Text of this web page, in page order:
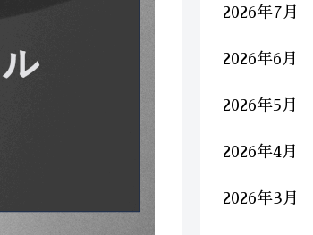
2026年7月
2026年6月
2026年5月
2026年4月
2026年3月